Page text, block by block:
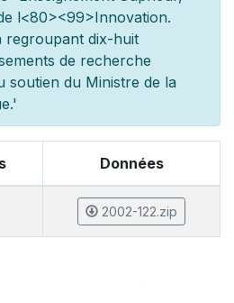
l<80><99>Innovation.
regroupant dix-huit
de recherche
soutien du Ministre de la
Données
2002-122.zip